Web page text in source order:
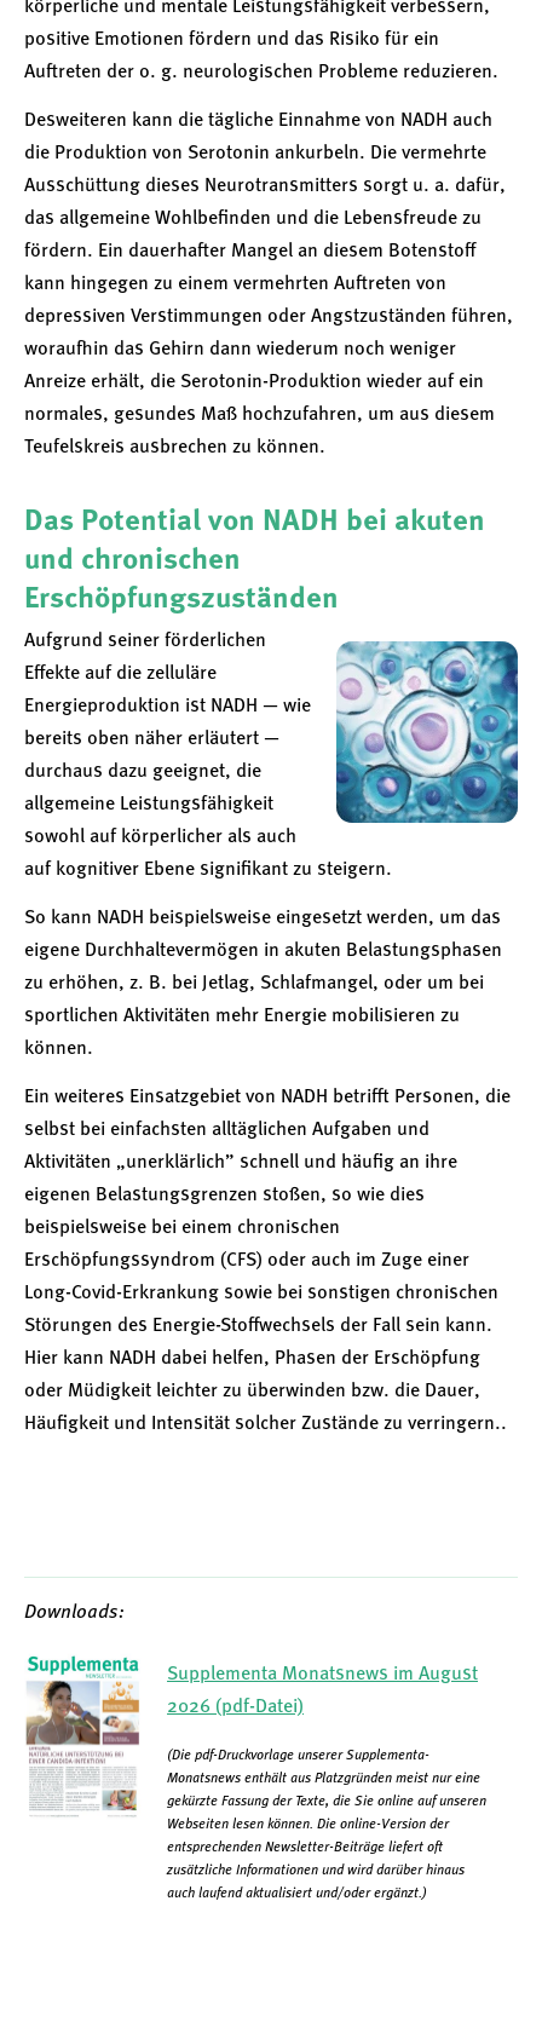
körperliche und mentale Leistungsfähigkeit verbessern,
positive Emotionen fördern und das Risiko für ein
Auftreten der o. g. neurologischen Probleme reduzieren.
Desweiteren kann die tägliche Einnahme von NADH auch
die Produktion von Serotonin ankurbeln. Die vermehrte
Ausschüttung dieses Neurotransmitters sorgt u. a. dafür,
das allgemeine Wohlbefinden und die Lebensfreude zu
fördern. Ein dauerhafter Mangel an diesem Botenstoff
kann hingegen zu einem vermehrten Auftreten von
depressiven Verstimmungen oder Angstzuständen führen,
woraufhin das Gehirn dann wiederum noch weniger
Anreize erhält, die Serotonin-Produktion wieder auf ein
normales, gesundes Maß hochzufahren, um aus diesem
Teufelskreis ausbrechen zu können.
Das Potential von NADH bei akuten
und chronischen
Erschöpfungszuständen
Aufgrund seiner förderlichen
Effekte auf die zelluläre
Energieproduktion ist NADH — wie
bereits oben näher erläutert —
durchaus dazu geeignet, die
allgemeine Leistungsfähigkeit
sowohl auf körperlicher als auch
auf kognitiver Ebene signifikant zu steigern.
So kann NADH beispielsweise eingesetzt werden, um das
eigene Durchhaltevermögen in akuten Belastungsphasen
zu erhöhen, z. B. bei Jetlag, Schlafmangel, oder um bei
sportlichen Aktivitäten mehr Energie mobilisieren zu
können.
Ein weiteres Einsatzgebiet von NADH betrifft Personen, die
selbst bei einfachsten alltäglichen Aufgaben und
Aktivitäten „unerklärlich” schnell und häufig an ihre
eigenen Belastungsgrenzen stoßen, so wie dies
beispielsweise bei einem chronischen
Erschöpfungssyndrom (CFS) oder auch im Zuge einer
Long-Covid-Erkrankung sowie bei sonstigen chronischen
Störungen des Energie-Stoffwechsels der Fall sein kann.
Hier kann NADH dabei helfen, Phasen der Erschöpfung
oder Müdigkeit leichter zu überwinden bzw. die Dauer,
Häufigkeit und Intensität solcher Zustände zu verringern..
Downloads:
Supplementa Monatsnews im August
2026 (pdf-Datei)
(Die pdf-Druckvorlage unserer Supplementa-
Monatsnews enthält aus Platzgründen meist nur eine
gekürzte Fassung der Texte, die Sie online auf unseren
Webseiten lesen können. Die online-Version der
entsprechenden Newsletter-Beiträge liefert oft
zusätzliche Informationen und wird darüber hinaus
auch laufend aktualisiert und/oder ergänzt.)